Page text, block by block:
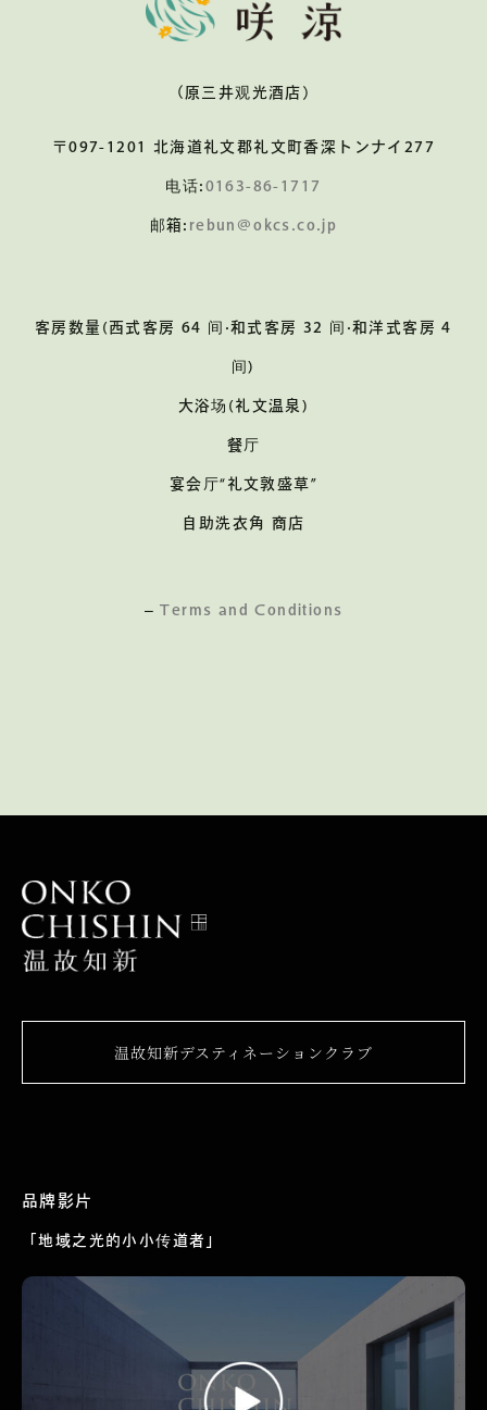
（原三井观光酒店）
〒097-1201 北海道礼文郡礼文町香深トンナイ277
电话: 0163-86-1717
邮箱: rebun@okcs.co.jp
客房数量(西式客房 64 间·和式客房 32 间·和洋式客房 4
间)
大浴场(礼文温泉)
餐厅
宴会厅“礼文敦盛草”
自助洗衣角 商店
–Terms and Conditions
温故知新デスティネーションクラブ
品牌影片
「地域之光的小小传道者」